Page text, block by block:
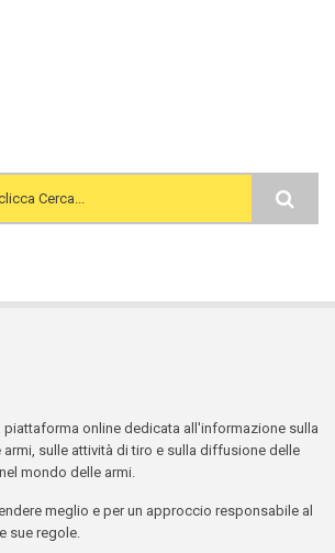
piattaforma online dedicata all'informazione sulla
armi, sulle attività di tiro e sulla diffusione delle
mondo delle armi.
meglio e per un approccio responsabile al
sue regole.